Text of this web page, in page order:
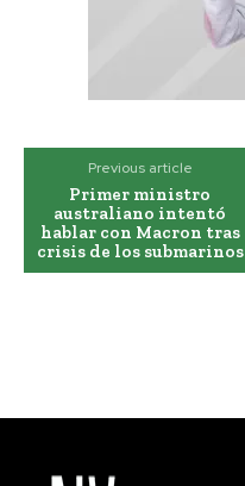
Previous article
Primer ministro
australiano intentó
hablar con Macron tras
crisis de los submarinos